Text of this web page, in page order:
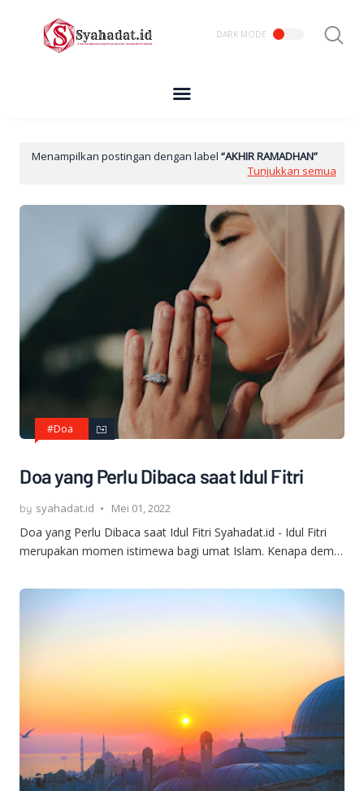
Menampilkan postingan dengan label AKHIR RAMADHAN
Tunjukkan semua
#Doa
Doa yang Perlu Dibaca saat Idul Fitri
syahadat.id Mei 01, 2022
Doa yang Perlu Dibaca saat Idul Fitri Syahadat.id - Idul Fitri
merupakan momen istimewa bagi umat Islam. Kenapa dem…